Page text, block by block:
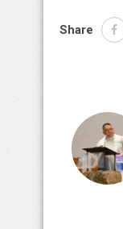
Share